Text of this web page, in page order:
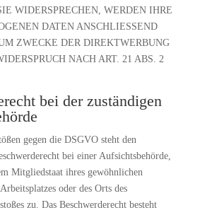
WIDERSPRECHEN, WERDEN IHRE
DATEN ANSCHLIESSEND
ZWECKE DER DIREKTWERBUNG
NACH ART. 21 ABS. 2
bei der zuständigen
gegen die DSGVO steht den
bei einer Aufsichtsbehörde,
Mitgliedstaat ihres gewöhnlichen
oder des Orts des
zu. Das Beschwerderecht besteht